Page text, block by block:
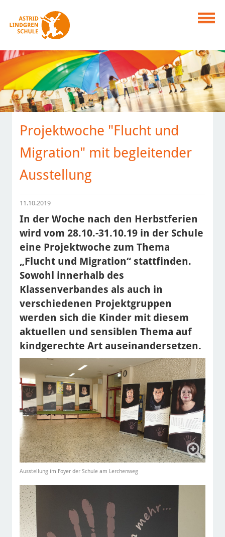
Projektwoche "Flucht und
Migration" mit begleitender
Ausstellung
11.10.2019
In der Woche nach den Herbstferien
wird vom 28.10.-31.10.19 in der Schule
eine Projektwoche zum Thema
„Flucht und Migration“ stattfinden.
Sowohl innerhalb des
Klassenverbandes als auch in
verschiedenen Projektgruppen
werden sich die Kinder mit diesem
aktuellen und sensiblen Thema auf
kindgerechte Art auseinandersetzen.
Ausstellung im Foyer der Schule am Lerchenweg